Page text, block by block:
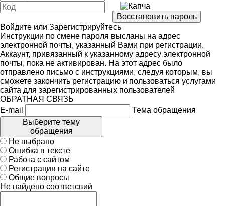
Войдите или Зарегистрируйтесь
Инструкции по смене пароля высланы на адрес
электронной почты, указанный Вами при регистрации.
Аккаунт, привязанный к указанному адресу электронной
почты, пока не активирован. На этот адрес было
отправлено письмо с инструкциями, следуя которым, вы
сможете закончить регистрацию и пользоваться услугами
сайта для зарегистрированных пользователей
ОБРАТНАЯ СВЯЗЬ
E-mail
Тема обращения
Выберите тему
обращения
Не выбрано
Ошибка в тексте
Работа с сайтом
Регистрация на сайте
Общие вопросы
Не найдено соответсвий